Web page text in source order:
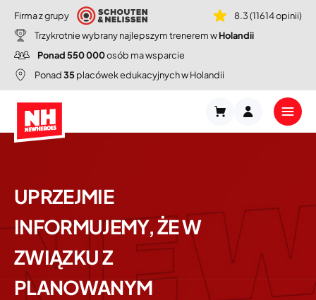
Firma z grupy
8.3 (11614 opinii)
Trzykrotnie wybrany najlepszym trenerem wHolandii
Ponad 550 000osób ma wsparcie
Ponad35placówek edukacyjnych w Holandii
UPRZEJMIE
INFORMUJEMY, ŻE W
ZWIĄZKU Z
PLANOWANYM